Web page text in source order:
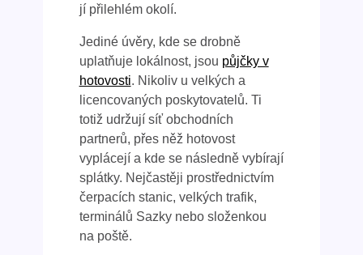
jí přilehlém okolí.
Jediné úvěry, kde se drobně
uplatňuje lokálnost, jsou půjčky v
hotovosti. Nikoliv u velkých a
licencovaných poskytovatelů. Ti
totiž udržují síť obchodních
partnerů, přes něž hotovost
vyplácejí a kde se následně vybírají
splátky. Nejčastěji prostřednictvím
čerpacích stanic, velkých trafik,
terminálů Sazky nebo složenkou
na poště.